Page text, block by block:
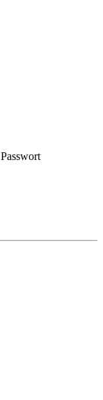
Passwort